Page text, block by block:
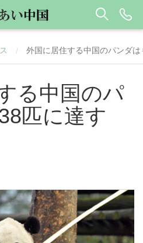
/ 外国に居住する中国のパンダ
る中国のパ
匹に達す